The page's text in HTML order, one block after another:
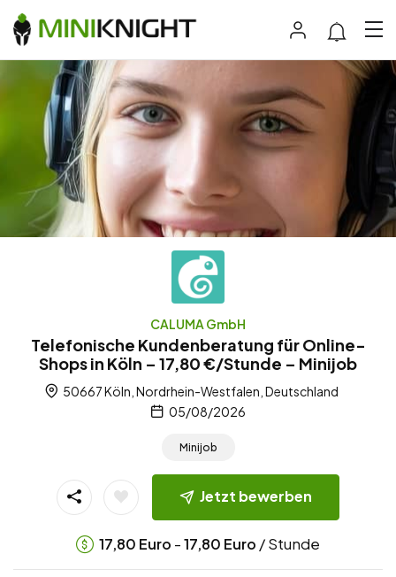
CALUMA GmbH
Telefonische Kundenberatung für Online-
Shops in Köln – 17,80 €/Stunde – Minijob
50667 Köln, Nordrhein-Westfalen, Deutschland
05/08/2026
Minijob
Jetzt bewerben
17,80 Euro -17,80 Euro / Stunde